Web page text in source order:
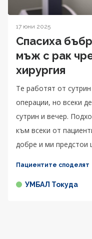
17 юни 2025
Спасиха
мъж с рак
хирургия
Те работят от
операции, но всеки
сутрин и вечер.
към всеки от
добре и ми предстои
Пациентите споделят
УМБАЛ Токуда